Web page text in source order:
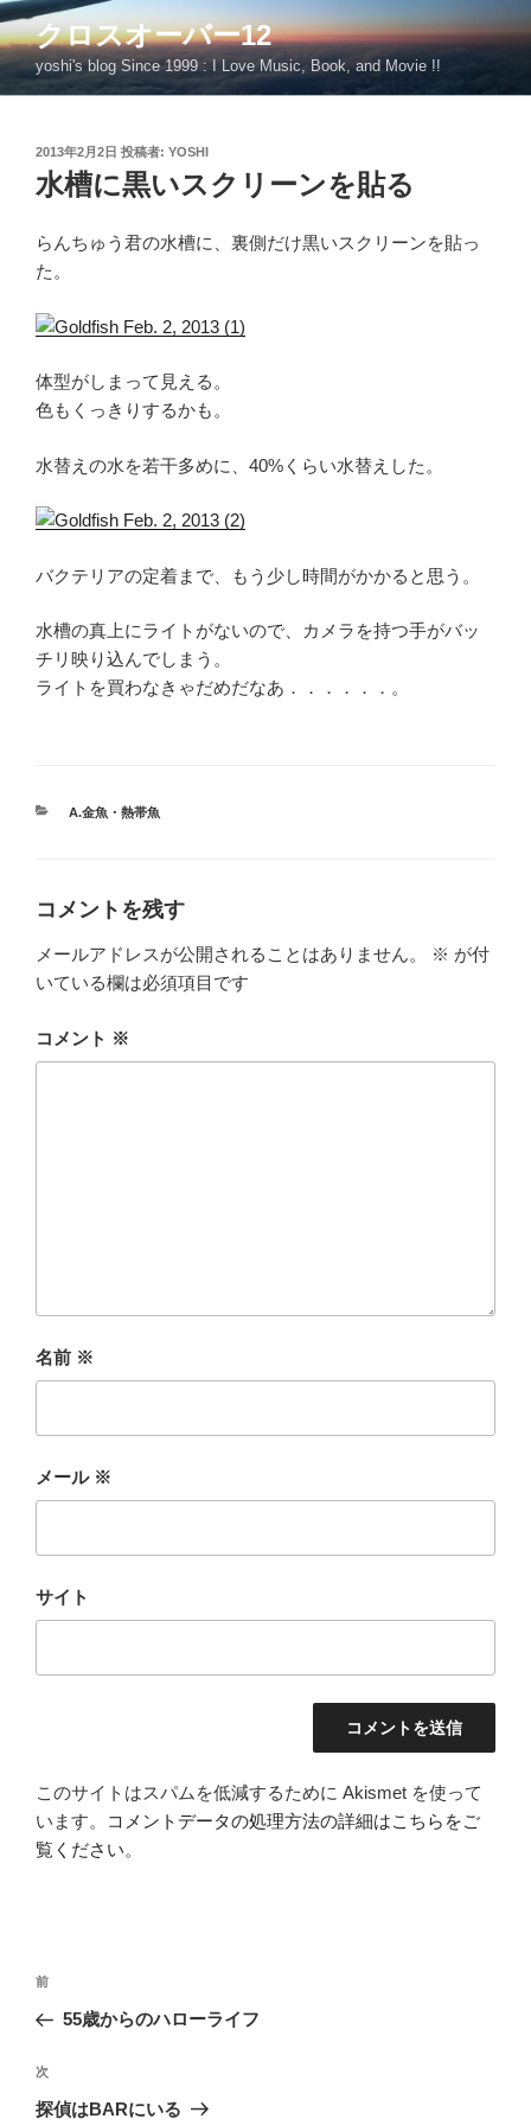
コ
ン
テ
ン
クロスオーバー12
yoshi's blog Since 1999 : I Love Music, Book, and Movie !!
投
日:
2013年2月2日 投稿者: YOSHI
水槽に黒いスクリーンを貼る
らんちゅう君の水槽に、裏側だけ黒いスクリーンを貼っ
た。
体型がしまって見える。
色もくっきりするかも。
水替えの水を若干多めに、40%くらい水替えした。
バクテリアの定着まで、もう少し時間がかかると思う。
水槽の真上にライトがないので、カメラを持つ手がバッ
チリ映り込んでしまう。
ライトを買わなきゃだめだなあ．．．．．．。
カ
A.金魚・熱帯魚
コメントを残す
メールアドレスが公開されることはありません。 ※ が付
いている欄は必須項目です
コメント ※
名前 ※
メール ※
サイト
このサイトはスパムを低減するために Akismet を使って
います。
コメントデータの処理方法の詳細はこちらをご
覧ください。
投
ナ
ビ
ゲ
前
の
稿
前
55歳からのハローライフ
次
の
次
探偵はBARにいる